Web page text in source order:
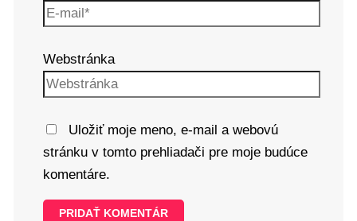
Webstránka
Uložiť moje meno, e-mail a webovú
stránku v tomto prehliadači pre moje budúce
komentáre.